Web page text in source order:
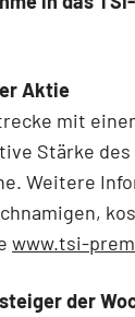
Aktie
mit
Stärke
Weitere
www.tsi-
der